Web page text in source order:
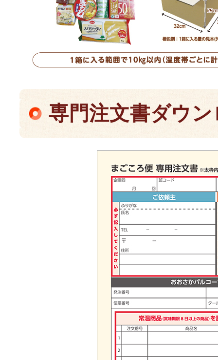
専門注文書ダウ